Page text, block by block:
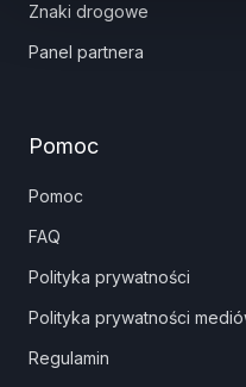
Znaki drogowe
Panel partnera
Pomoc
Pomoc
FAQ
Polityka prywatności
Polityka prywatności
Regulamin